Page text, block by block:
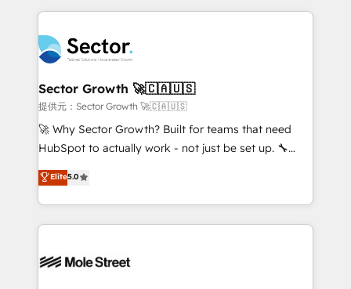
empresas em 13 países utilizam a Nexforce. Somos
a maior parceira da HubSpot na América Latina e
líder no ranking global de sucesso do cliente da
HubSpot.
integrations, custom CMS portal development,
businesses. Our teams are based in North America
and APAC. We are HubSpot's top-ranked Advanced
Implementation Certified Partner and we contribute
to their advisory council. We strive to do 'good work
with good people' and have worked with incredible
brands. You can see some of them on our website,
Sector Growth 🚀🇨🇦🇺🇸
提供元：Sector Growth 🚀🇨🇦🇺🇸
🚀 Why Sector Growth? Built for teams that need
HubSpot to actually work - not just be set up. 🔧
HubSpot Experts: Onboarding, migrations,
automation, and training built for adoption. ⚡ Highly
Technical Execution: ERP, EMR and Custom
Integrations; complex builds delivered in weeks, not
workflows; automation agents; process optimization
Elite5.0